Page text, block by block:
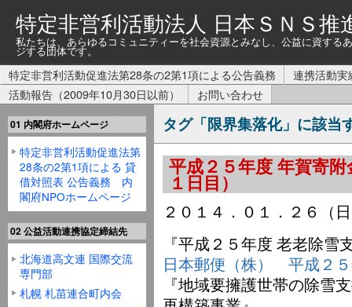
特定非営利活動法人 日本ＳＮＳ推
私たちは、あらゆるコミュニティーを社会資源とみなし、公益に資す
ジする団体です。
特定非営利活動促進法第28条の2第1項による公告義務
連携活動実
活動報告（2009年10月30日以前）
お問い合わせ
タグ「限界集落化」に該当
平成２５年度 年賀寄
１日目）
２０１４．０１．２６
『平成２５年度 老老除雪
日本郵便（株） 平成２
『地域要擁護世帯の除雪
01 内閣府ホームページ
特定非営利活動促進法第
28条の2第1項による 貸
借対照表 公告義務 内
閣府NPOホームページ
02 公益活動連携協定締結先
北海道高文連 国際交流
専門部
札幌 札苗連合町内会